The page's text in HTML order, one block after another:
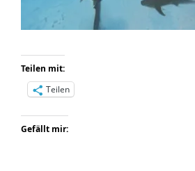
Teilen mit:
Teilen
Gefällt mir: